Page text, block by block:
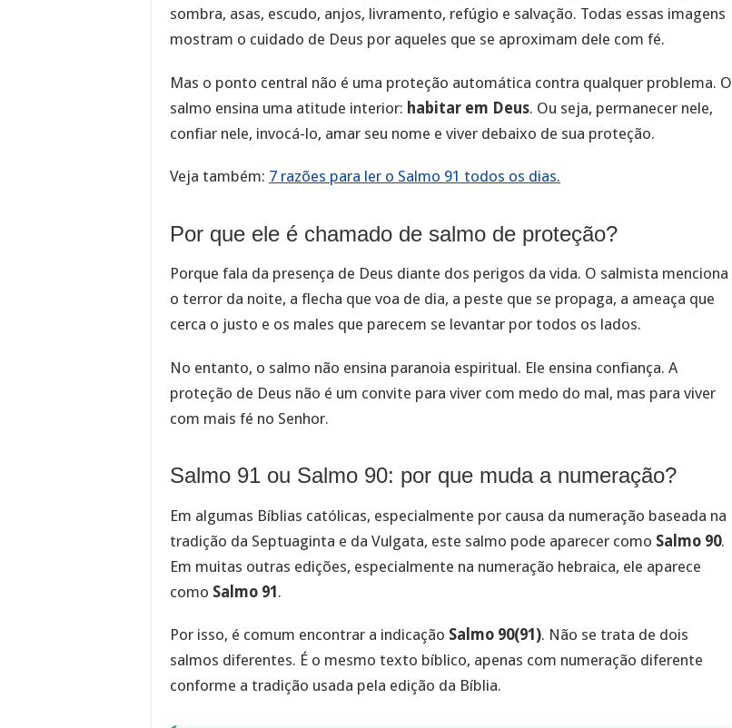
sombra, asas, escudo, anjos, livramento, refúgio e salvação. Todas essas imagens
mostram o cuidado de Deus por aqueles que se aproximam dele com fé.
Mas o ponto central não é uma proteção automática contra qualquer problema. O
salmo ensina uma atitude interior: habitar em Deus. Ou seja, permanecer nele,
confiar nele, invocá-lo, amar seu nome e viver debaixo de sua proteção.
Veja também: 7 razões para ler o Salmo 91 todos os dias.
Por que ele é chamado de salmo de proteção?
Porque fala da presença de Deus diante dos perigos da vida. O salmista menciona
o terror da noite, a flecha que voa de dia, a peste que se propaga, a ameaça que
cerca o justo e os males que parecem se levantar por todos os lados.
No entanto, o salmo não ensina paranoia espiritual. Ele ensina confiança. A
proteção de Deus não é um convite para viver com medo do mal, mas para viver
com mais fé no Senhor.
Salmo 91 ou Salmo 90: por que muda a numeração?
Em algumas Bíblias católicas, especialmente por causa da numeração baseada na
tradição da Septuaginta e da Vulgata, este salmo pode aparecer como Salmo 90.
Em muitas outras edições, especialmente na numeração hebraica, ele aparece
como Salmo 91.
Por isso, é comum encontrar a indicação Salmo 90(91). Não se trata de dois
salmos diferentes. É o mesmo texto bíblico, apenas com numeração diferente
conforme a tradição usada pela edição da Bíblia.